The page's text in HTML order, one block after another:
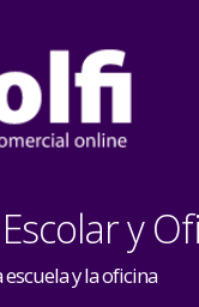
y
y la oficina